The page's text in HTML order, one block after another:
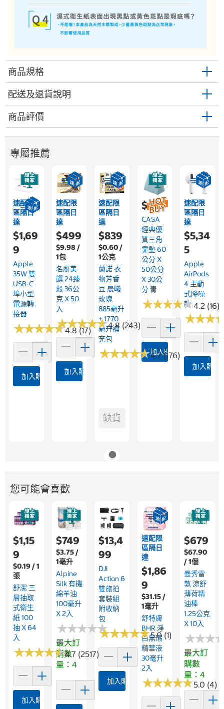
商品規格
配送及退貨說明
商品評價
專屬推薦
速配限
區隔日
達
$1,69
9
Apple
35W 雙
USB-C
埠小型
電源轉
接器
★★★★★
★★★★★4.8 (17)
加入購物車
速配限
區隔日
達
$499
$9.98 /
1包
名廚美
饌 24臻
穀 36公
克 X 50
入
★★★★★
★★★★★4.8 (243)
加入購物車
速配限
區隔日
達
$839
$0.60 /
1公克
蘭諾 衣
物芳香
豆 晨曦
玫瑰
885毫升
+ 1770
毫升補
充包
★★★★★
★★★★★4.7 (176)
缺貨
$639
CASA
經典優
質三角
靠墊 60
公分 X
50公分
X 30公
分 青
★★★★★
★★★★★4.2 (16)
加入購物車
速配限
區隔日
達
$5,34
5
Apple
AirPods
4 主動
式降噪
款
★★★
★★★
加入購物
您可能會喜歡
$1,15
9
$0.19 / 1
張
舒潔 三
層抽取
式衛生
紙 100
抽 X 64
入
★★★★★
★★★★★4.7 (2517)
加入購物車
$749
$3.75 /
1毫升
Alpine
Silk 有機
綿羊油
100毫升
X 2入
★★★★★
★★★★★
最大訂
購數
量：4
$13,4
99
DJI
Action 6
雙旅拍
套裝組
附收納
包
★★★★★
★★★★★5.0 (1)
加入購物車
速配限
區隔日
達
$1,86
9
$31.15 /
1毫升
舒特膚
BHR 淨
白無瑕
精華液
30毫升
2入
★★★★★
★★★★★5.0 (4)
$679
$67.90
/ 1個
曼秀雷
敦 涼舒
薄荷精
油棒
1.25公克
X 10入
★★★
★★★
最大訂
購數
量：4